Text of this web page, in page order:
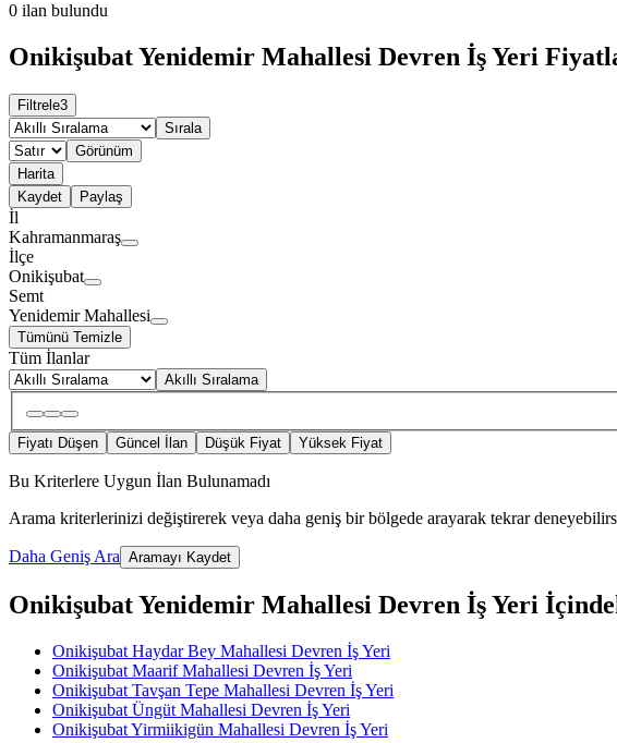
0 ilan bulundu
Onikişubat Yenidemir Mahallesi Devren İş Yeri
Filtrele3
Sırala
Görünüm
Harita
Kaydet
Paylaş
İl
Kahramanmaraş
İlçe
Onikişubat
Semt
Yenidemir Mahallesi
Tümünü Temizle
Tüm İlanlar
Akıllı Sıralama
Fiyatı Düşen Güncel İlan Düşük Fiyat Yüksek Fiyat
Bu Kriterlere Uygun İlan Bulunamadı
Arama kriterlerinizi değiştirerek veya daha geniş bir bölgede arayarak tekrar
Daha Geniş Ara Aramayı Kaydet
Onikişubat Yenidemir Mahallesi Devren İş Yeri
Onikişubat Haydar Bey Mahallesi Devren İş Yeri
Onikişubat Maarif Mahallesi Devren İş Yeri
Onikişubat Tavşan Tepe Mahallesi Devren İş Yeri
Onikişubat Üngüt Mahallesi Devren İş Yeri
Onikişubat Yirmiikigün Mahallesi Devren İş Yeri